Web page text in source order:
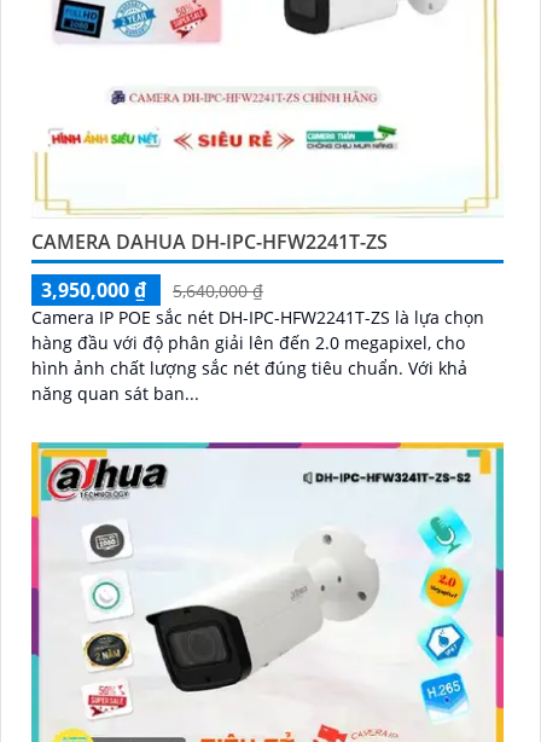
CAMERA DAHUA DH-IPC-HFW2241T-ZS
3,950,000 ₫
5,640,000 ₫
Camera IP POE sắc nét DH-IPC-HFW2241T-ZS là lựa chọn
hàng đầu với độ phân giải lên đến 2.0 megapixel, cho
hình ảnh chất lượng sắc nét đúng tiêu chuẩn. Với khả
năng quan sát ban...